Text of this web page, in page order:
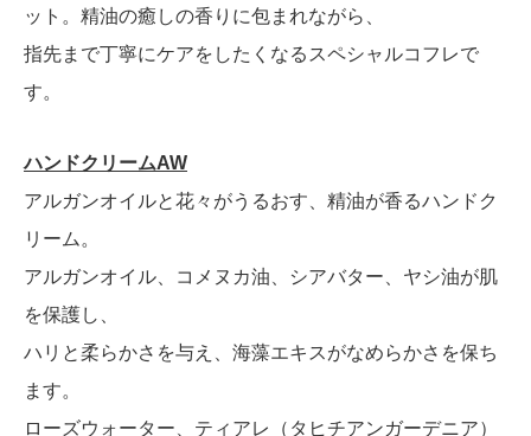
ット。精油の癒しの香りに包まれながら、
指先まで丁寧にケアをしたくなるスペシャルコフレで
す。
ハンドクリームAW
アルガンオイルと花々がうるおす、精油が香るハンドク
リーム。
アルガンオイル、コメヌカ油、シアバター、ヤシ油が肌
を保護し、
ハリと柔らかさを与え、海藻エキスがなめらかさを保ち
ます。
ローズウォーター、ティアレ（タヒチアンガーデニア）